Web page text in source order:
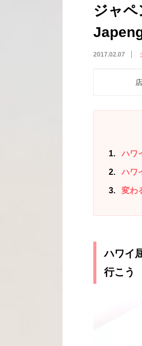
ジャ
2017.02.07
1 ハワ
2 ハワ
3 変わ
ハワイ
行こう